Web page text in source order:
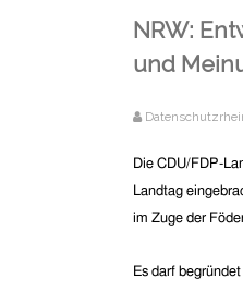
NRW:
und
Die CDU/FDP-
Landtag
im Zuge der
Es darf